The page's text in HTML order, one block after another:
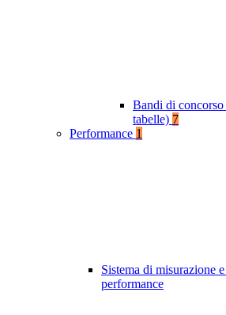
Bandi di
tabelle) 7
Performance 1
Sistema di misurazione
performance